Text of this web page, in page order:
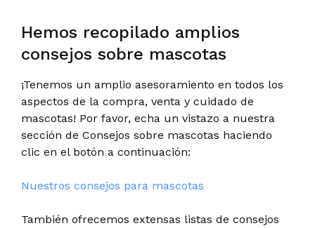
Hemos recopilado amplios
consejos sobre mascotas
¡Tenemos un amplio asesoramiento en todos los
aspectos de la compra, venta y cuidado de
mascotas! Por favor, echa un vistazo a nuestra
sección de Consejos sobre mascotas haciendo
clic en el botón a continuación:
Nuestros consejos para mascotas
También ofrecemos extensas listas de consejos